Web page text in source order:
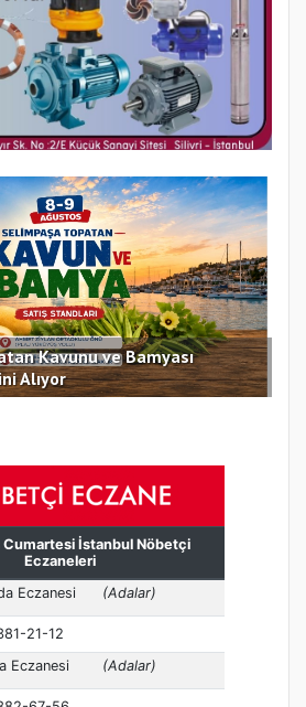
Kavunu ve Bamyası
Alıyor